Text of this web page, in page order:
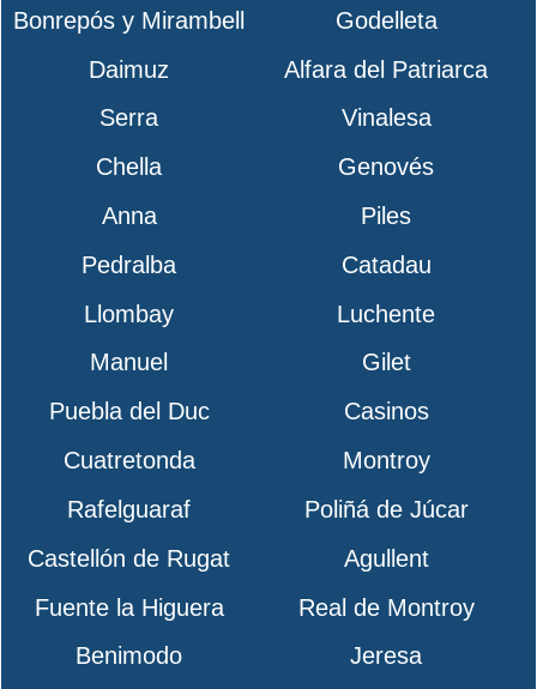
Bonrepós y Mirambell
Godelleta
Daimuz
Alfara del Patriarca
Serra
Vinalesa
Chella
Genovés
Anna
Piles
Pedralba
Catadau
Llombay
Luchente
Manuel
Gilet
Puebla del Duc
Casinos
Cuatretonda
Montroy
Rafelguaraf
Poliñá de Júcar
Castellón de Rugat
Agullent
Fuente la Higuera
Real de Montroy
Benimodo
Jeresa